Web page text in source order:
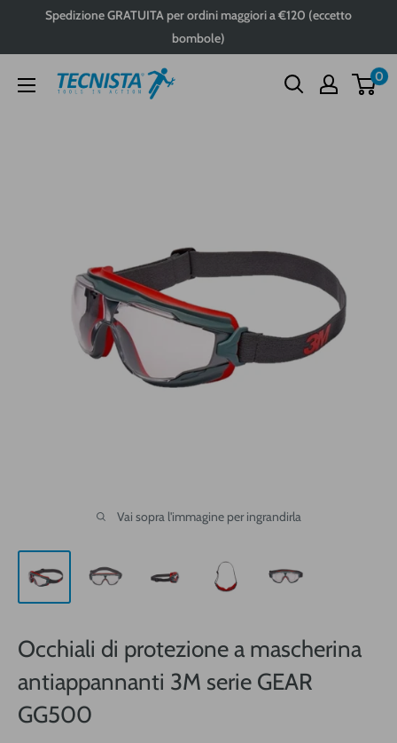
Spedizione GRATUITA per ordini maggiori a €120 (eccetto
bombole)
Tecnista 0
Vai sopra l'immagine per ingrandirla
Occhiali di protezione a mascherina
antiappannanti 3M serie GEAR
GG500